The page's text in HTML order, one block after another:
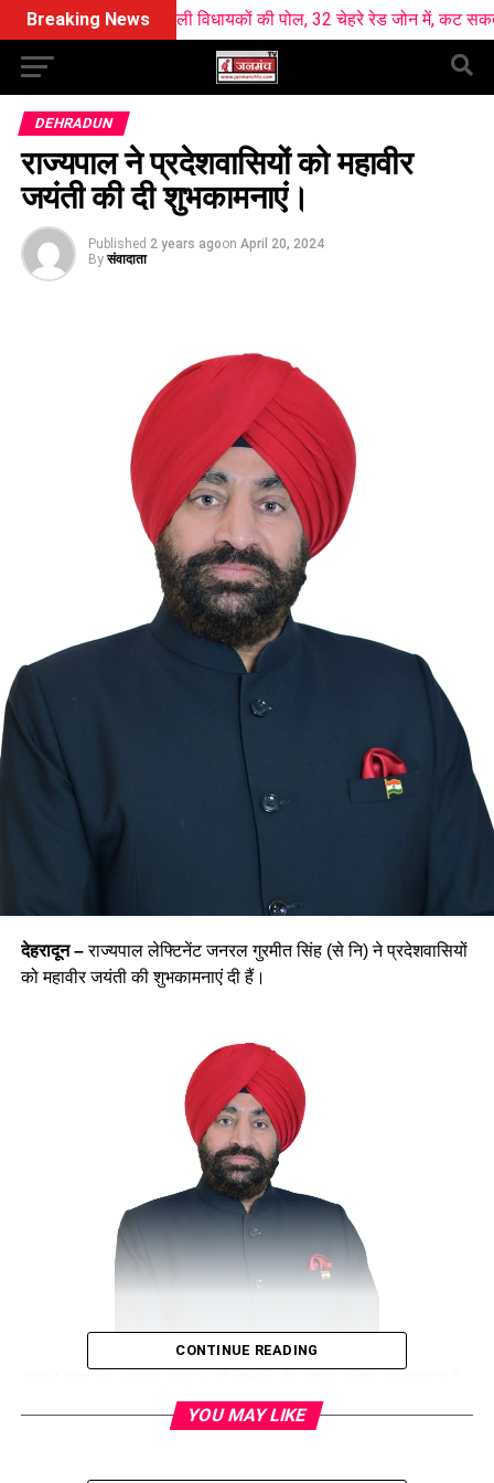
Breaking News
ने खोली विधायकों की पोल, 32 चेहरे रेड जोन में, कट सकता है कई का
DEHRADUN
राज्यपाल ने प्रदेशवासियों को महावीर
जयंती की दी शुभकामनाएं।
Published 2 years agoon April 20, 2024
By संवादाता
देहरादून –राज्यपाल लेफ्टिनेंट जनरल गुरमीत सिंह (से नि) ने प्रदेशवासियों
को महावीर जयंती की शुभकामनाएं दी हैं।
तथा अहिंसा, लोक कल्याण, त्याग और समर्पण की प्रेरणा देती हैं। भगवान
महावीर ने सत्य, अहिंसा व प्राणि मात्र के प्रति दया भाव की शिक्षा दी, जो
CONTINUE READING
YOU MAY LIKE